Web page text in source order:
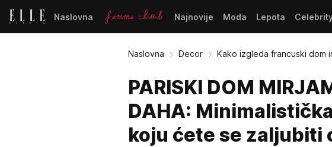
Naslovna Najnovije Moda Lepota
Naslovna Decor Kako izgleda francuski dom
PARISKI DOM
DAHA:
koju ćete se zaljubiti